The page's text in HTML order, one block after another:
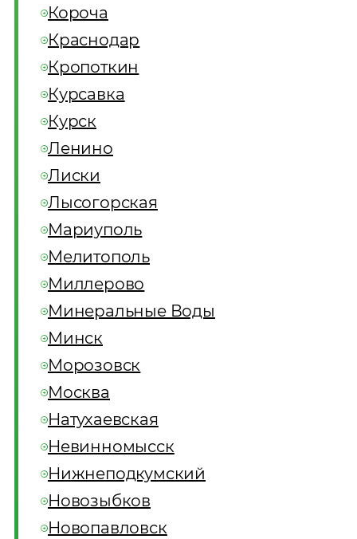
Короча
Краснодар
Кропоткин
Курсавка
Курск
Ленино
Лиски
Лысогорская
Мариуполь
Мелитополь
Миллерово
Минеральные Воды
Минск
Морозовск
Москва
Натухаевская
Невинномысск
Нижнеподкумский
Новозыбков
Новопавловск